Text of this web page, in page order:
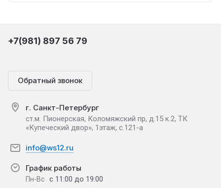
+7(981) 897 56 79
Обратный звонок
г. Санкт-Петербург
ст.м. Пионерская, Коломяжский пр, д.15 к.2, ТК
«Купеческий двор», 1этаж, с.121-а
info@ws12.ru
График работы
Пн-Вс с 11:00 до 19:00